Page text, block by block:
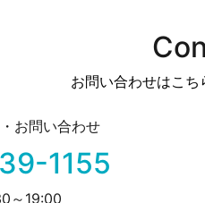
お問い合わせはこ
お問い合わせ
1155
～19:00